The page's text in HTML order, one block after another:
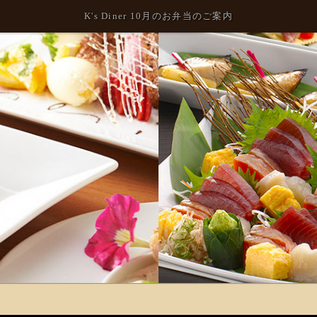
K's Diner 10月のお弁当のご案内